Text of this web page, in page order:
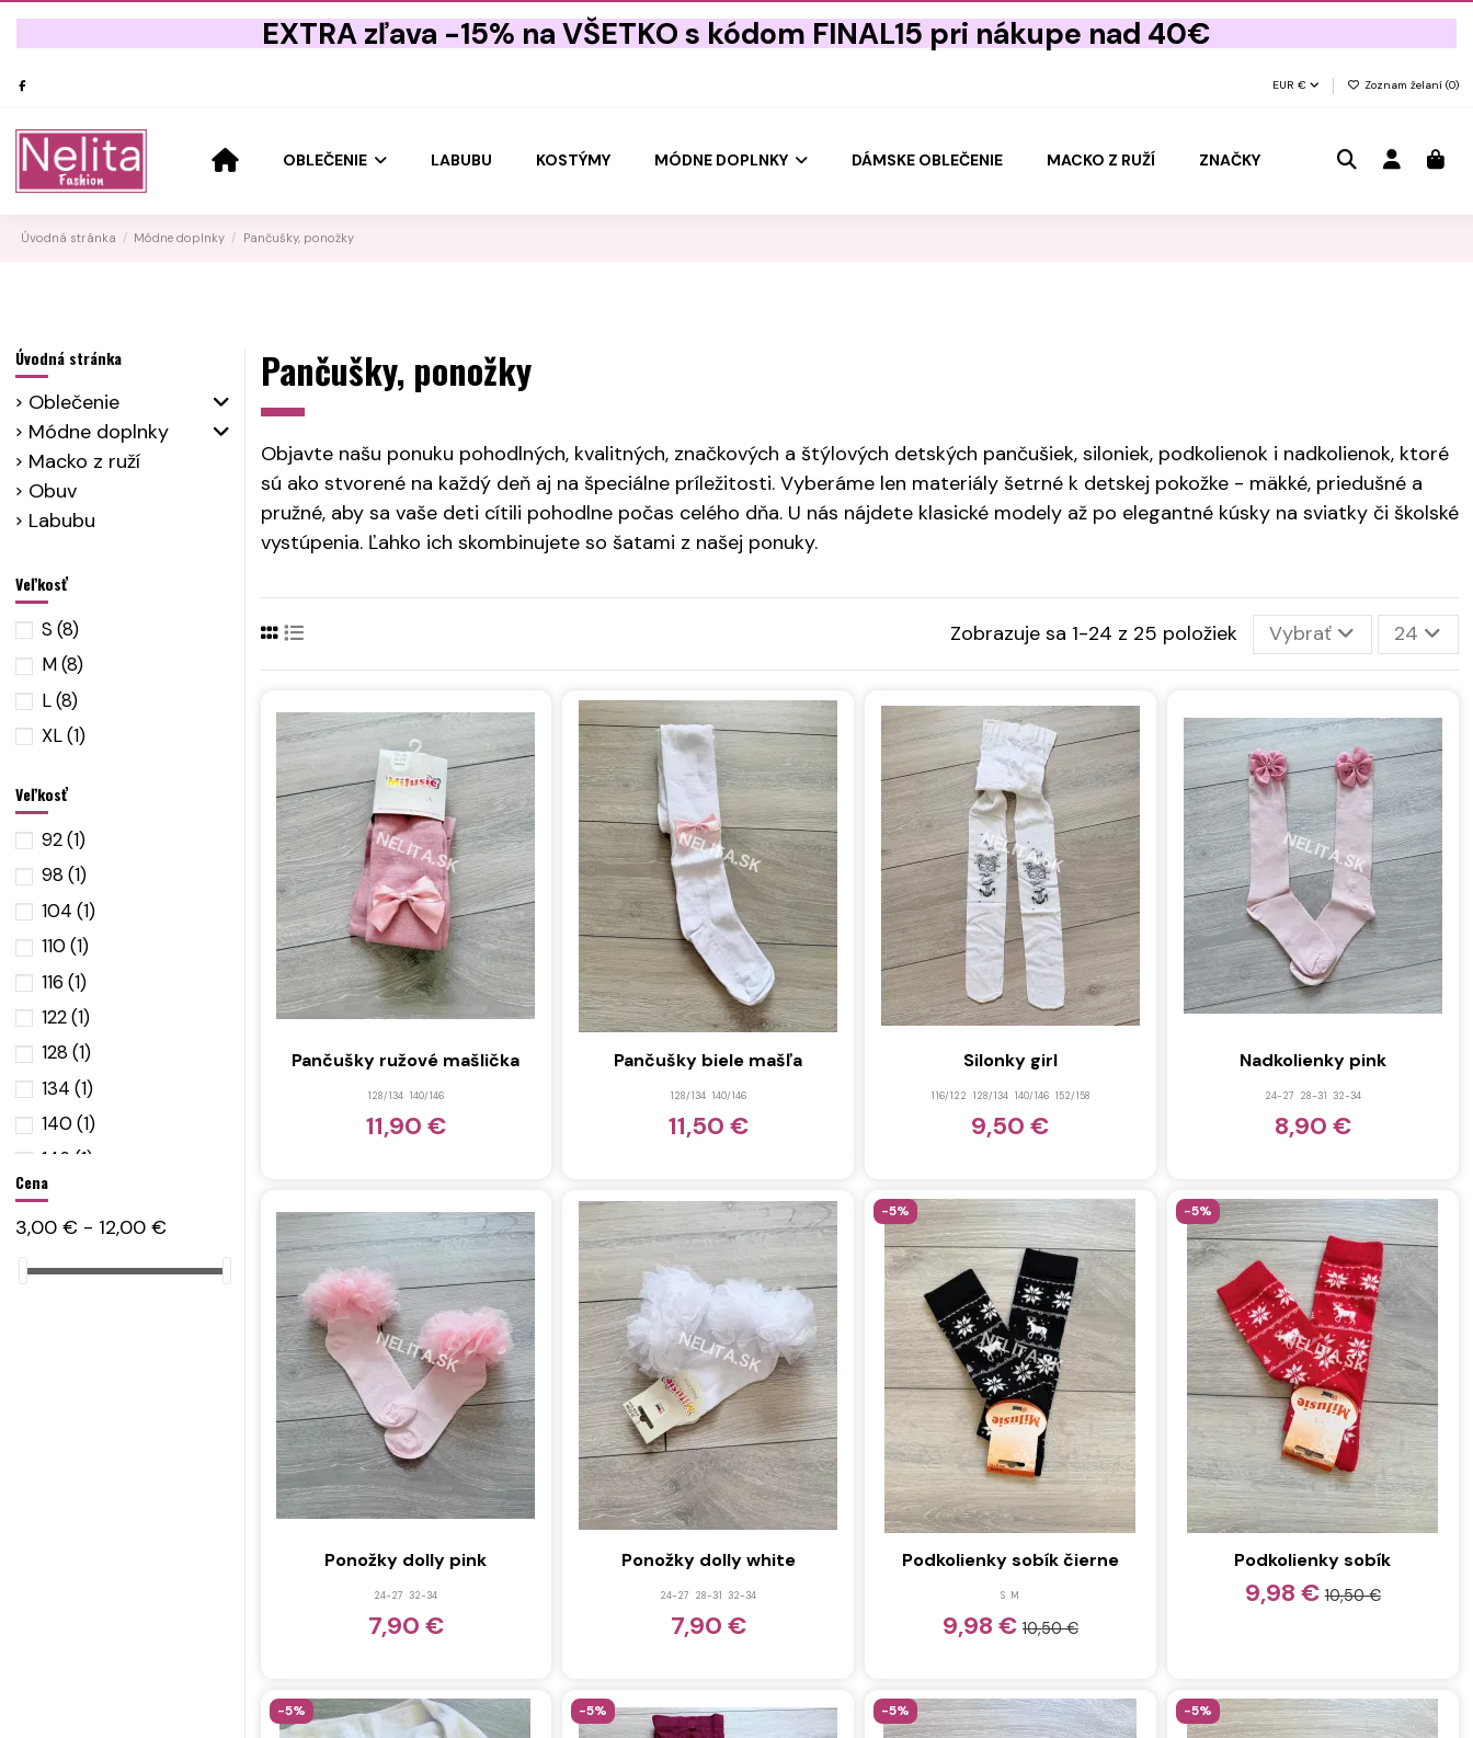
EXTRA zľava -15% na VŠETKO s kódom FINAL15 pri nákupe nad 40€
EUR € Zoznam želaní (0)
OBLEČENIE LABUBU KOSTÝMY MÓDNE DOPLNKY DÁMSKE OBLEČENIE MACKO Z RUŽÍ ZNAČKY
Úvodná stránka Módne doplnky Pančušky, ponožky
Pančušky, ponožky
Objavte našu ponuku pohodlných, kvalitných, značkových a štýlových detských pančušiek, siloniek, podkolienok i nadkolienok, ktoré
sú ako stvorené na každý deň aj na špeciálne príležitosti. Vyberáme len materiály šetrné k detskej pokožke - mäkké, priedušné a
pružné, aby sa vaše deti cítili pohodlne počas celého dňa. U nás nájdete klasické modely až po elegantné kúsky na sviatky či školské
vystúpenia. Ľahko ich skombinujete so šatami z našej ponuky.
Zobrazuje sa 1-24 z 25 položiek Vybrať 24
Pančušky ružové mašlička
128/134 140/146
11,90 €
Pančušky biele mašľa
128/134 140/146
11,50 €
Silonky girl
116/122 128/134 140/146 152/158
9,50 €
Nadkolienky pink
24-27 28-31 32-34
8,90 €
Ponožky dolly pink
24-27 32-34
7,90 €
Ponožky dolly white
24-27 28-31 32-34
7,90 €
-5%
Podkolienky sobík čierne
S M
9,98 €10,50 €
-5%
Podkolienky sobík
9,98 €10,50 €
-5% -5% -5% -5%
Úvodná stránka
Oblečenie
Módne doplnky
Macko z ruží
Obuv
Labubu
Veľkosť
S (8)
M(8)
L(8)
XL(1)
Veľkosť
92(1)
98 (1)
104 (1)
110 (1)
116 (1)
122(1)
128 (1)
134 (1)
140 (1)
146 (1)
152
158(1)
164(1)
Cena
3,00 € - 12,00 €